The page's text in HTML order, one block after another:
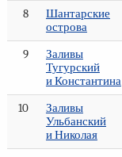
8
Шантарские
острова
9
Заливы
Тугурский
и Константина
10
Заливы
Ульбанский
и Николая